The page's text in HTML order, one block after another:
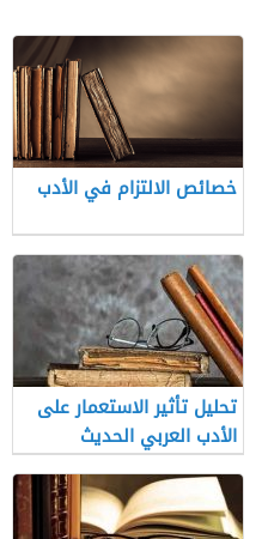
خصائص الالتزام في الأدب
تحليل تأثير الاستعمار على
الأدب العربي الحديث